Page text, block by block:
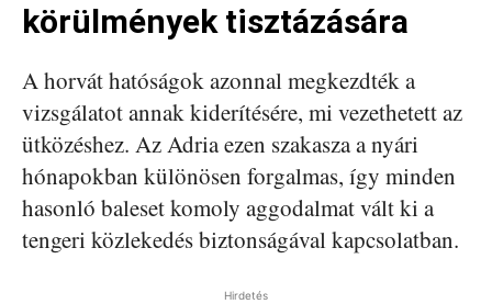
körülmények tisztázására
A horvát hatóságok azonnal megkezdték a
vizsgálatot annak kiderítésére, mi vezethetett az
ütközéshez. Az Adria ezen szakasza a nyári
hónapokban különösen forgalmas, így minden
hasonló baleset komoly aggodalmat vált ki a
tengeri közlekedés biztonságával kapcsolatban.
Hirdetés